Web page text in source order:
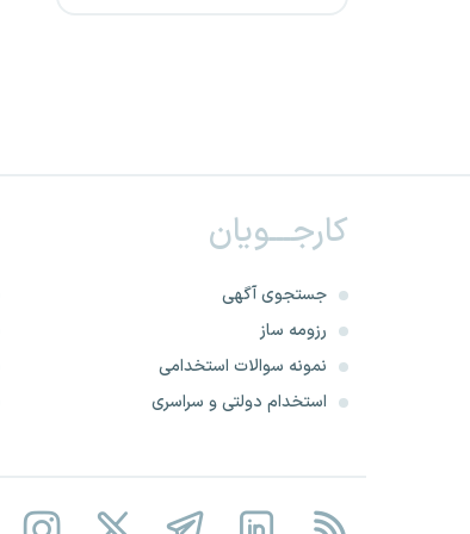
سازمان نقشه‌برداری کشور
شرکت پالایش نفت کرمانشاه
کارجـــویان
جستجوی آگهی
رزومه ساز
نمونه سوالات استخدامی
استخدام دولتی و سراسری